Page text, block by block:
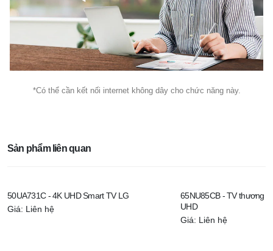
*Có thể cần kết nối internet không dây cho chức năng này.
Sản phẩm liên quan
50UA731C - 4K UHD Smart TV LG
Giá: Liên hệ
65NU85CB - TV thương
UHD
Giá: Liên hệ